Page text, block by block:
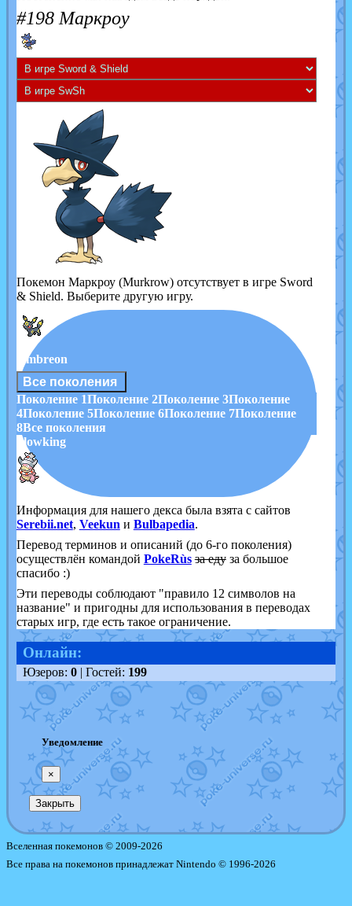
#198 Маркроу
Покемон Маркроу (Murkrow) отсутствует в игре Sword
& Shield. Выберите другую игру.
Umbreon
Все поколения
Поколение 1Поколение 2Поколение 3Поколение
4Поколение 5Поколение 6Поколение 7Поколение
8Все поколения
Slowking
Информация для нашего декса была взята с сайтов
Serebii.net, Veekun и Bulbapedia.
Перевод терминов и описаний (до 6-го поколения)
осуществлён командой PokeRùs за едуза большое
спасибо :)
Эти переводы соблюдают "правило 12 символов на
название" и пригодны для использования в переводах
старых игр, где есть такое ограничение.
Онлайн:
Юзеров: 0| Гостей: 199
Уведомление
×
Закрыть
Вселенная покемонов © 2009-2026
Все права на покемонов принадлежат Nintendo © 1996-2026